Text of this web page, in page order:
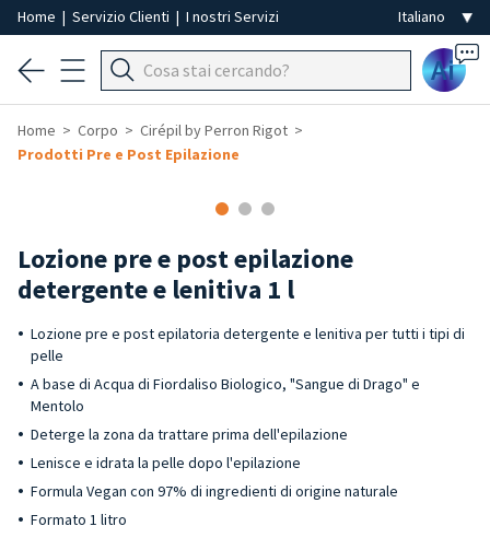
Home | Servizio Clienti | I nostri Servizi
Ai
Home Corpo
Cirépil by Perron Rigot
Prodotti Pre e Post Epilazione
Lozione pre e post epilazione
detergente e lenitiva 1 l
Lozione pre e post epilatoria detergente e lenitiva per tutti i tipi di
pelle
A base di Acqua di Fiordaliso Biologico, "Sangue di Drago" e
Mentolo
Deterge la zona da trattare prima dell'epilazione
Lenisce e idrata la pelle dopo l'epilazione
Formula Vegan con 97% di ingredienti di origine naturale
Formato 1 litro